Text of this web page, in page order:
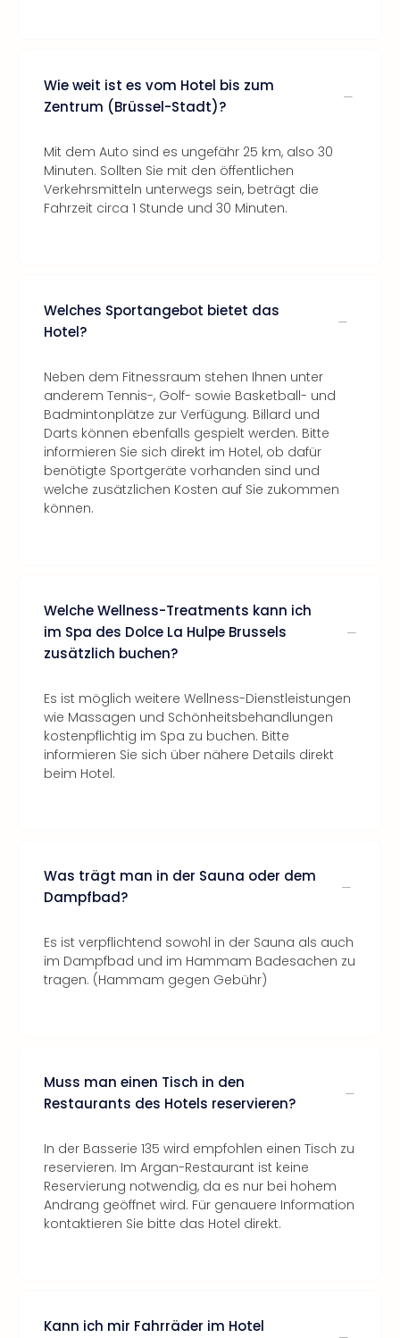
Wie weit ist es vom Hotel bis zum
Zentrum (Brüssel-Stadt)?
Mit dem Auto sind es ungefähr 25 km, also 30
Minuten. Sollten Sie mit den öffentlichen
Verkehrsmitteln unterwegs sein, beträgt die
Fahrzeit circa 1 Stunde und 30 Minuten.
Welches Sportangebot bietet das
Hotel?
Neben dem Fitnessraum stehen Ihnen unter
anderem Tennis-, Golf- sowie Basketball- und
Badmintonplätze zur Verfügung. Billard und
Darts können ebenfalls gespielt werden. Bitte
informieren Sie sich direkt im Hotel, ob dafür
benötigte Sportgeräte vorhanden sind und
welche zusätzlichen Kosten auf Sie zukommen
können.
Welche Wellness-Treatments kann ich
im Spa des Dolce La Hulpe Brussels
zusätzlich buchen?
Es ist möglich weitere Wellness-Dienstleistungen
wie Massagen und Schönheitsbehandlungen
kostenpflichtig im Spa zu buchen. Bitte
informieren Sie sich über nähere Details direkt
beim Hotel.
Was trägt man in der Sauna oder dem
Dampfbad?
Es ist verpflichtend sowohl in der Sauna als auch
im Dampfbad und im Hammam Badesachen zu
tragen. (Hammam gegen Gebühr)
Muss man einen Tisch in den
Restaurants des Hotels reservieren?
In der Basserie 135 wird empfohlen einen Tisch zu
reservieren. Im Argan-Restaurant ist keine
Reservierung notwendig, da es nur bei hohem
Andrang geöffnet wird. Für genauere Information
kontaktieren Sie bitte das Hotel direkt.
Kann ich mir Fahrräder im Hotel